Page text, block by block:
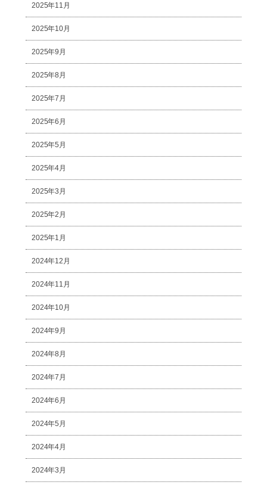
2025年11月
2025年10月
2025年9月
2025年8月
2025年7月
2025年6月
2025年5月
2025年4月
2025年3月
2025年2月
2025年1月
2024年12月
2024年11月
2024年10月
2024年9月
2024年8月
2024年7月
2024年6月
2024年5月
2024年4月
2024年3月